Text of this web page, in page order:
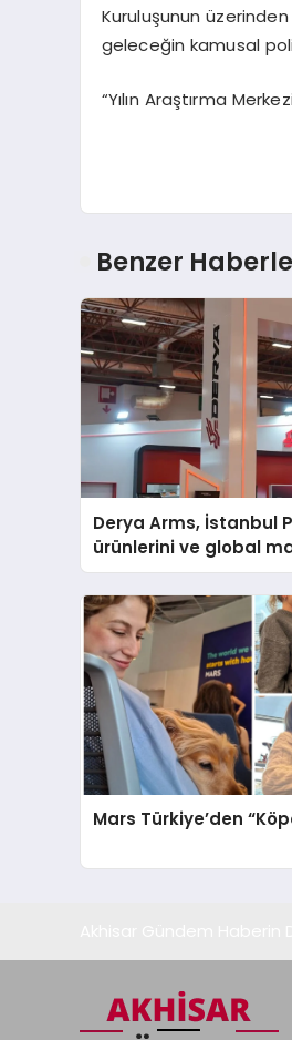
Kuruluşunun
geleceğin kamusal
“Yılın Araştırma
Benzer
Derya Arms, İstanbul
ürünlerini ve global
Mars Türkiye’den